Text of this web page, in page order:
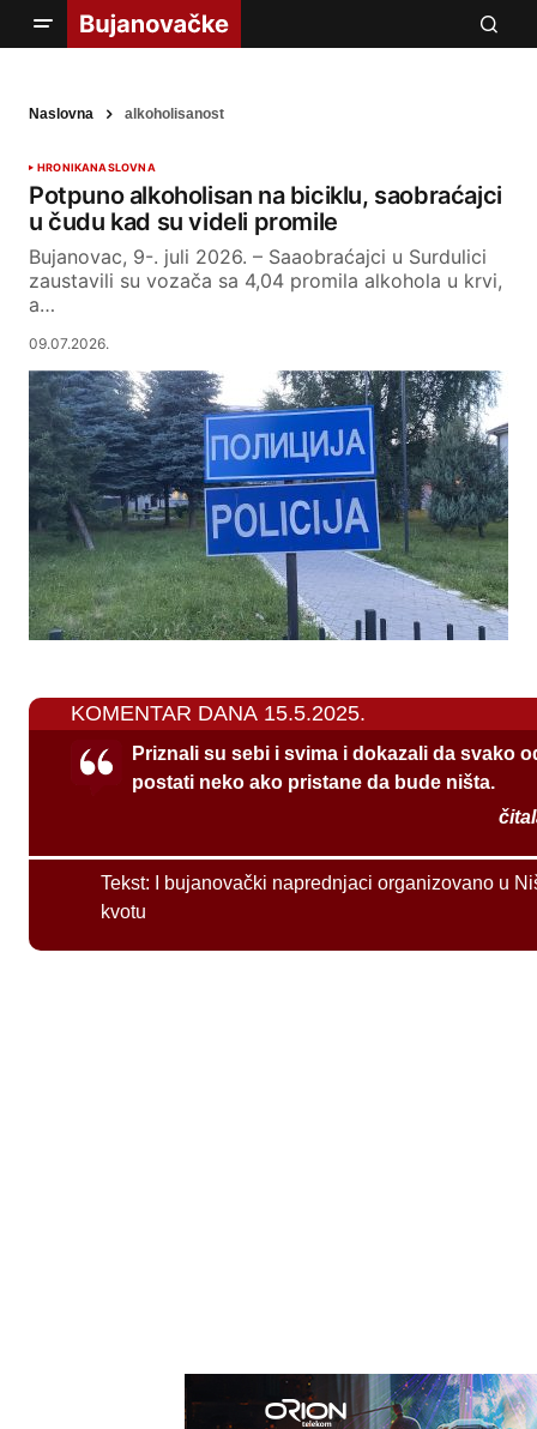
Naslovna alkoholisanost
HRONIKANASLOVNA
Potpuno alkoholisan na biciklu, saobraćajci
u čudu kad su videli promile
Bujanovac, 9-. juli 2026. – Saaobraćajci u Surdulici
zaustavili su vozača sa 4,04 promila alkohola u krvi,
a…
09.07.2026.
KOMENTAR DANA 15.5.2025.
Priznali su sebi i svima i dokazali da svako
postati neko ako pristane da bude ništa.
Tekst:
I bujanovački naprednjaci organizovano u
kvotu